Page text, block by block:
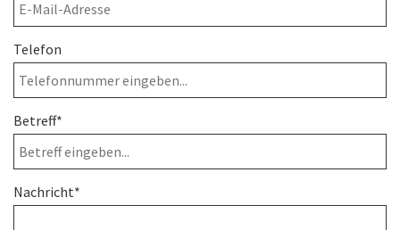
Telefon
Betreff*
Nachricht*